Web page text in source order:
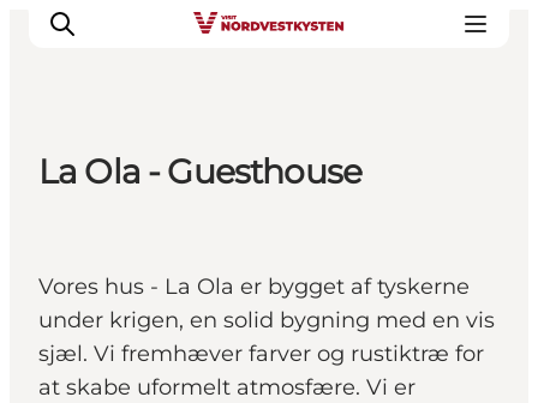
Handicapvenlig ferie
Events
Overnatning
Planlæg din ferie
La Ola - Guesthouse
Vores hus - La Ola er bygget af tyskerne
under krigen, en solid bygning med en vis
sjæl. Vi fremhæver farver og rustiktræ for
at skabe uformelt atmosfære. Vi er